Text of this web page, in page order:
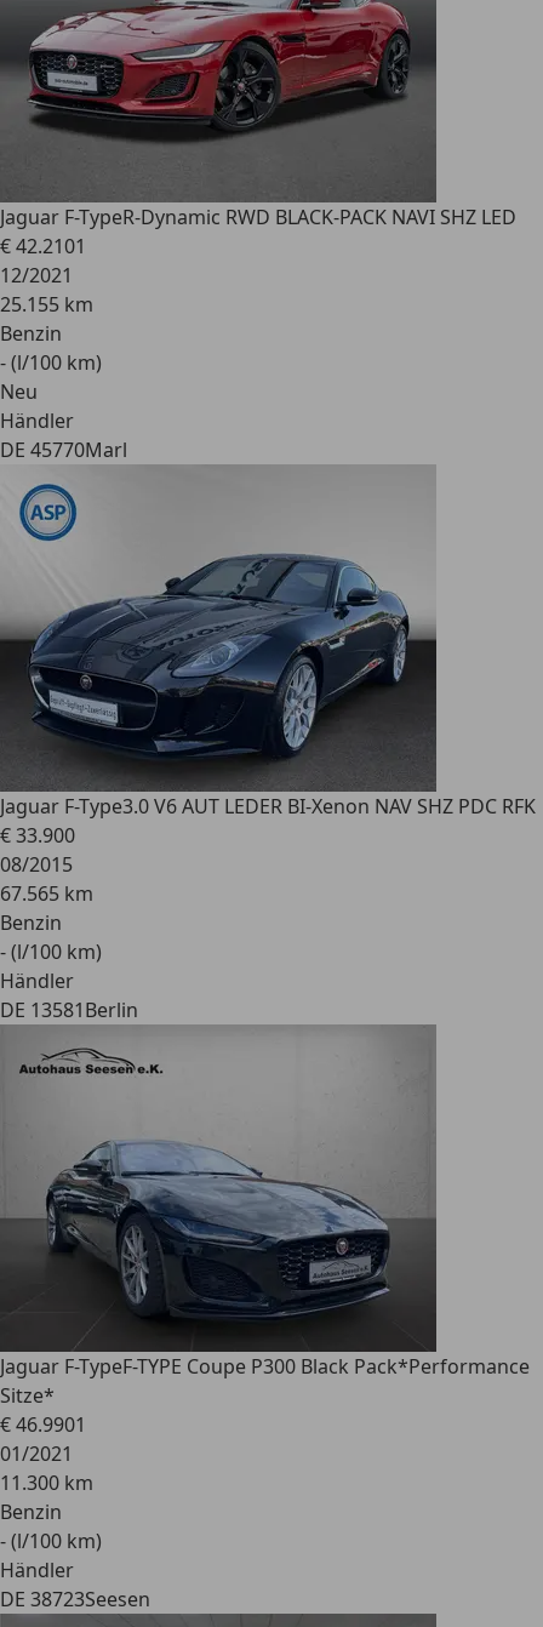
Jaguar F-TypeR-Dynamic RWD BLACK-PACK NAVI SHZ LED
€ 42.2101
12/2021
25.155 km
Benzin
- (l/100 km)
Neu
Händler
DE 45770Marl
Jaguar F-Type3.0 V6 AUT LEDER BI-Xenon NAV SHZ PDC RFK
€ 33.900
08/2015
67.565 km
Benzin
- (l/100 km)
Händler
DE 13581Berlin
Jaguar F-TypeF-TYPE Coupe P300 Black Pack*Performance
Sitze*
€ 46.9901
01/2021
11.300 km
Benzin
- (l/100 km)
Händler
DE 38723Seesen